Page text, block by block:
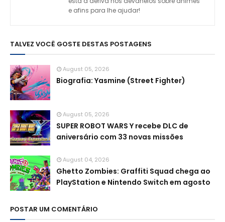
e afins para lhe ajudar!
TALVEZ VOCÊ GOSTE DESTAS POSTAGENS
August 05, 2026
Biografia: Yasmine (Street Fighter)
August 05, 2026
SUPER ROBOT WARS Y recebe DLC de
aniversário com 33 novas missões
August 04, 2026
Ghetto Zombies: Graffiti Squad chega ao
PlayStation e Nintendo Switch em agosto
POSTAR UM COMENTÁRIO